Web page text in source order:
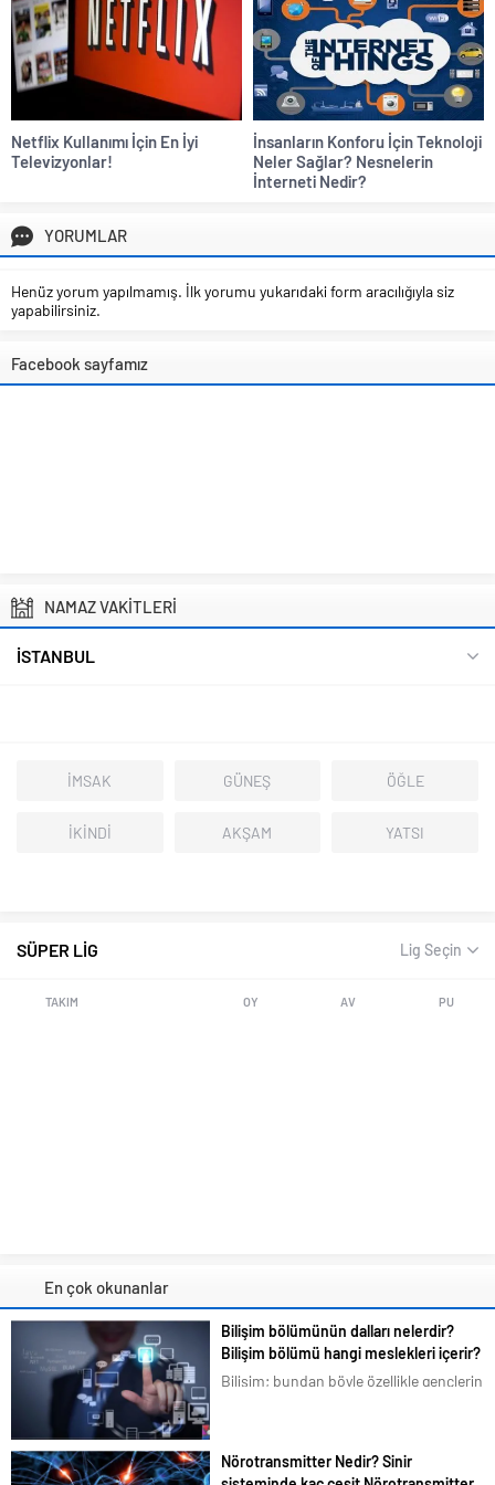
Netflix Kullanımı İçin En İyi
Televizyonlar!
İnsanların Konforu İçin Teknoloji
Neler Sağlar? Nesnelerin
İnterneti Nedir?
YORUMLAR
Henüz yorum yapılmamış. İlk yorumu yukarıdaki form aracılığıyla siz
yapabilirsiniz.
Facebook sayfamız
NAMAZ VAKİTLERİ
İSTANBUL
İMSAK GÜNEŞ ÖĞLE
İKİNDİ AKŞAM YATSI
Lig Seçin
SÜPER LİG
TAKIM OY AV PU
En çok okunanlar
Bilişim bölümünün dalları nelerdir?
Bilişim bölümü hangi meslekleri içerir?
Bilişim; bundan böyle özellikle gençlerin
en basit bir şeyi bile akıllı telefonlarımız
Nörotransmitter Nedir? Sinir